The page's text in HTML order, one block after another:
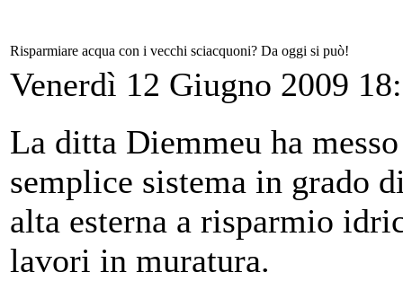
Risparmiare acqua con i vecchi sciacquoni? Da oggi si può!
Venerdì 12 Giugno 2009
La ditta Diemmeu ha
semplice sistema in grado
alta esterna a risparmio
lavori in muratura.